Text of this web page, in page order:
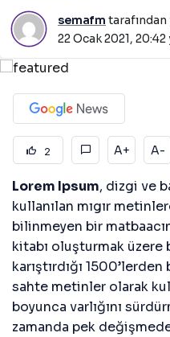
semafm tarafından
22 Ocak 2021, 20:42
2 A+ A-
Lorem Ipsum, dizgi ve
kullanılan mıgır
bilinmeyen bir
kitabı oluşturmak üzere
karıştırdığı
sahte metinler olarak
boyunca varlığını
zamanda pek